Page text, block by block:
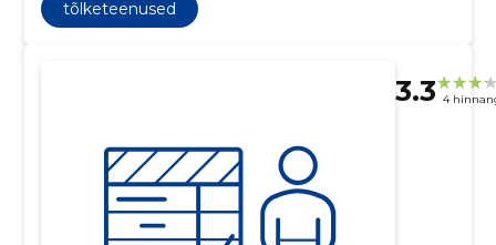
tõlketeenused
3.3 4